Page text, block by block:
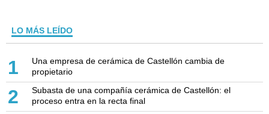
LO MÁS LEÍDO
1
Una empresa de cerámica de Castellón cambia de
propietario
2
Subasta de una compañía cerámica de Castellón: el
proceso entra en la recta final